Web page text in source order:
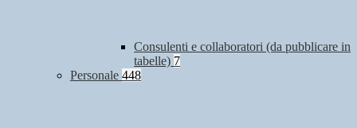
Consulenti e collaboratori (da pubblicare in
tabelle) 7
Personale 448